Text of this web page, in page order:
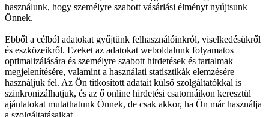
használunk, hogy személyre szabott vásárlási élményt nyújtsunk
Önnek.
Ebből a célból adatokat gyűjtünk felhasználóinkról, viselkedésükről
és eszközeikről. Ezeket az adatokat weboldalunk folyamatos
optimalizálására és személyre szabott hirdetések és tartalmak
megjelenítésére, valamint a használati statisztikák elemzésére
használjuk fel. Az Ön titkosított adatait külső szolgáltatókkal is
szinkronizálhatjuk, és az ő online hirdetési csatornáikon keresztül
ajánlatokat mutathatunk Önnek, de csak akkor, ha Ön már használja